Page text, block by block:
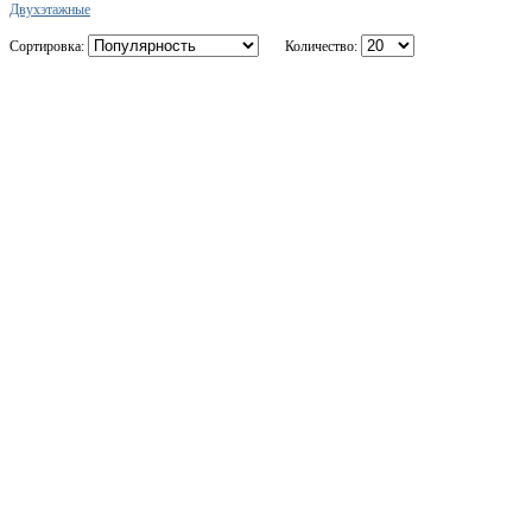
Двухэтажные
Сортировка: Количество: